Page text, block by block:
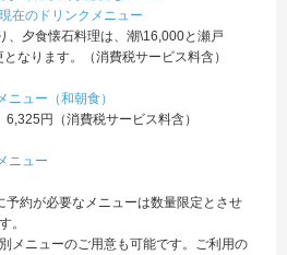
現在のドリンクメニュー
、夕食懐石料理は、潮\16,000と瀬戸
なります。（消費税サービス料含）
ニュー（和朝食）
円（消費税サービス料含）
ニュー
予約が必要なメニューは数量限定とさせ
。
メニューのご用意も可能です。ご利用の